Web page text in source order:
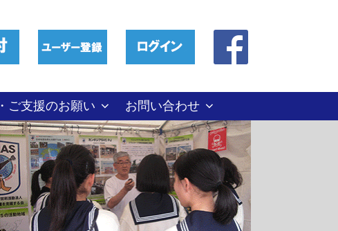
ご支援のお願い お問い合わせ